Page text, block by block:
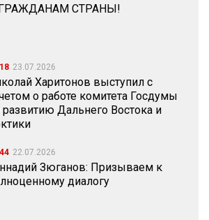
СТРАНЫ!
23.07.2026
Харитонов выступил с
о работе комитета Госдумы
развитию Дальнего Востока и
22.07.2026
Зюганов: Призываем к
диалогу